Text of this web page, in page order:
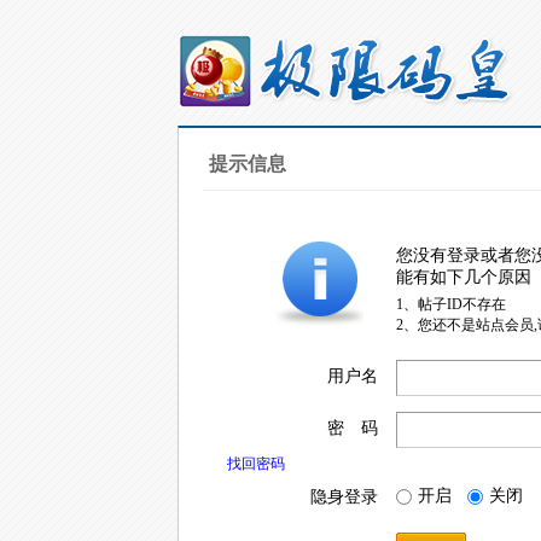
提示信息
您没有登录或者您
能有如下几个原因
1、帖子ID不存在
2、您还不是站点会员
用户名
密 码
找回密码
隐身登录 开启 关闭